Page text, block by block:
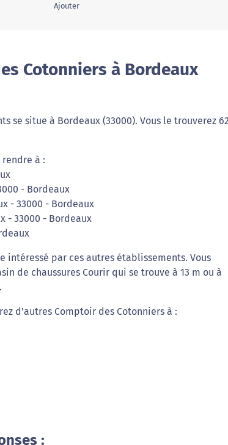
Ajouter
Cotonniers à Bordeaux
se situe à Bordeaux (33000). Vous le trouverez
rendre à :
- Bordeaux
- 33000 - Bordeaux
- 33000 - Bordeaux
intéressé par ces autres établissements. Vous
de chaussures Courir qui se trouve à 13 m ou à
d'autres Comptoir des Cotonniers à :
: